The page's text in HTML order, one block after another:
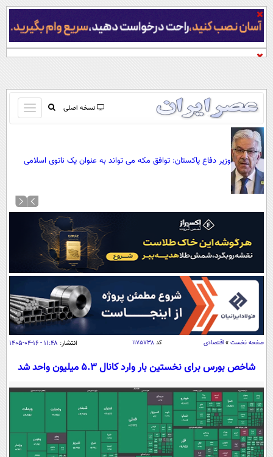
نسخه اصلی
باز
و
آب و هوا
پیوند ها
سواد زندگی
سیاسی
اقتصاد
اقتصادی
خودرو
جامعه
اجتماعی
حوادث
یک برش دانایی
محیط زیست
سفر و تفریح
ورزشی
بین الملل
علم و دانش
فناوری و It
قرآن
گوناگون
وزیر دفاع پاکستان: توافق مکه می تواند به عنوان یک ناتوی اسلامی
صفحه نخست » اقتصادی کد ۱۱۷۵۷۳۸ انتشار: ۱۱:۴۸ - ۱۶-۰۴-۱۴۰۵
شاخص بورس برای نخستین بار وارد کانال 5.3 میلیون واحد شد